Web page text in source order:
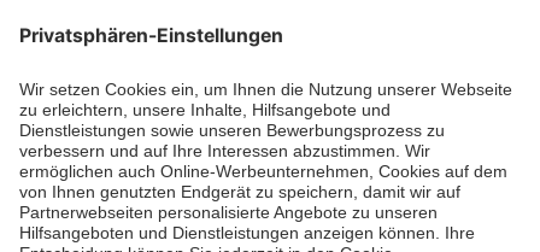
Aus- & Fortbildungen
Erste-Hilfe-Kurse
Jobs & Ehrenamt